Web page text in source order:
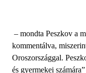
– mondta Peszkov a
kommentálva,
Oroszországgal.
és gyermekei